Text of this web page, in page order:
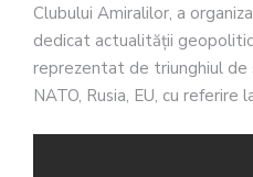
Clubului Amiralilor, a
dedicat actualității
reprezentat de triunghiul de
NATO, Rusia, EU, cu referire